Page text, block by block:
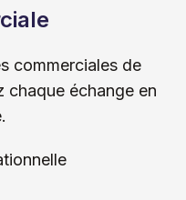
commerciales de
chaque échange en